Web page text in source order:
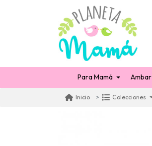
Para Mamá Ambar
Inicio Colecciones